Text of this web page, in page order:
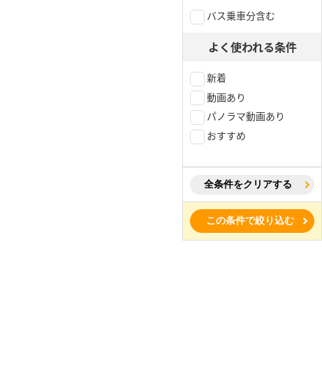
バス乗車分含む
よく使われる条件
新着
動画あり
パノラマ動画あり
おすすめ
全条件をクリアする
この条件で絞り込む